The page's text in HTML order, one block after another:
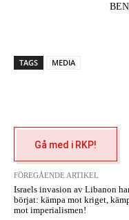
TAGS MEDIA
Gå med i RKP!
FÖREGÅENDE ARTIKEL
Israels invasion av Libanon
börjat: kämpa mot kriget,
mot imperialismen!